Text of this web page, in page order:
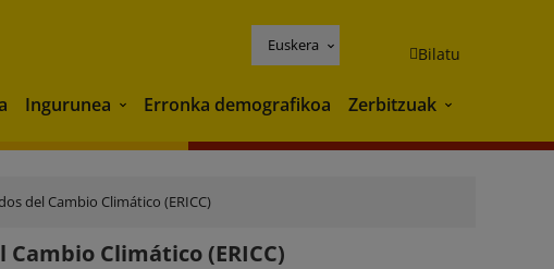
Euskera Bilatu
Ingurunea Ingurunea
Erronka demografikoa Zerbitzuak Zerbitzuak
del Cambio Climático (ERICC)
Climático (ERICC)